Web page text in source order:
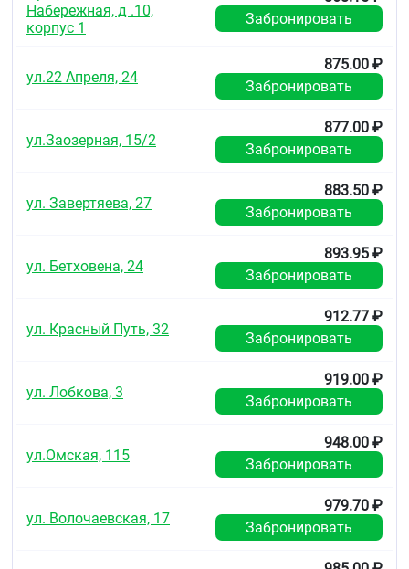
Набережная, д .10,
корпус 1
Забронировать
ул.22 Апреля, 24
875.00 ₽
Забронировать
ул.Заозерная, 15/2
877.00 ₽
Забронировать
ул. Завертяева, 27
883.50 ₽
Забронировать
ул. Бетховена, 24
893.95 ₽
Забронировать
ул. Красный Путь, 32
912.77 ₽
Забронировать
ул. Лобкова, 3
919.00 ₽
Забронировать
ул.Омская, 115
948.00 ₽
Забронировать
ул. Волочаевская, 17
979.70 ₽
Забронировать